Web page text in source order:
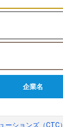
企業名
ーションズ（CTC）